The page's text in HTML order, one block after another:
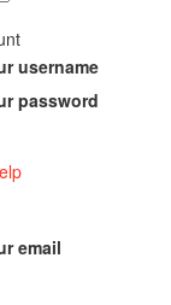
username
password
email